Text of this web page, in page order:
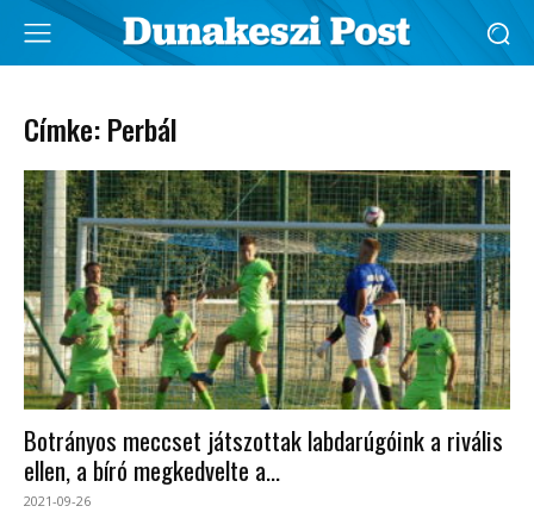
Címke: Perbál
Botrányos meccset játszottak labdarúgóink a rivális
ellen, a bíró megkedvelte a...
2021-09-26